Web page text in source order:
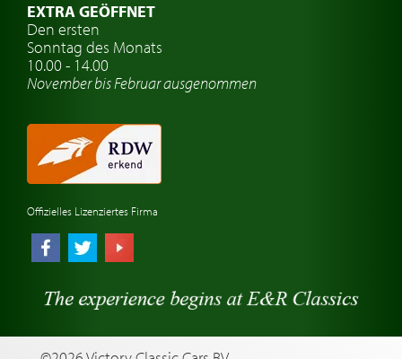
Oldtimer-Versicherung
Oldtimer-Clubs
Oldtimer-Reisen
Automarken uhren
EXTRA GEÖFFNET
Den ersten
Sonntag des Monats
10.00 - 14.00
November bis Februar ausgenommen
Offizielles Lizenziertes Firma